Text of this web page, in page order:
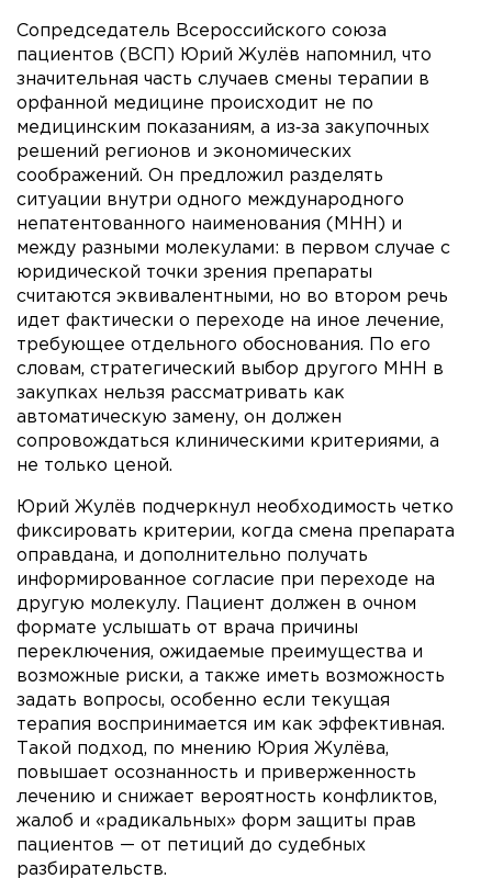
Сопредседатель Всероссийского союза
пациентов (ВСП) Юрий Жулёв напомнил, что
значительная часть случаев смены терапии в
орфанной медицине происходит не по
медицинским показаниям, а из‑за закупочных
решений регионов и экономических
соображений. Он предложил разделять
ситуации внутри одного международного
непатентованного наименования (МНН) и
между разными молекулами: в первом случае с
юридической точки зрения препараты
считаются эквивалентными, но во втором речь
идет фактически о переходе на иное лечение,
требующее отдельного обоснования. По его
словам, стратегический выбор другого МНН в
закупках нельзя рассматривать как
автоматическую замену, он должен
сопровождаться клиническими критериями, а
не только ценой.
Юрий Жулёв подчеркнул необходимость четко
фиксировать критерии, когда смена препарата
оправдана, и дополнительно получать
информированное согласие при переходе на
другую молекулу. Пациент должен в очном
формате услышать от врача причины
переключения, ожидаемые преимущества и
возможные риски, а также иметь возможность
задать вопросы, особенно если текущая
терапия воспринимается им как эффективная.
Такой подход, по мнению Юрия Жулёва,
повышает осознанность и приверженность
лечению и снижает вероятность конфликтов,
жалоб и «радикальных» форм защиты прав
пациентов — от петиций до судебных
разбирательств.